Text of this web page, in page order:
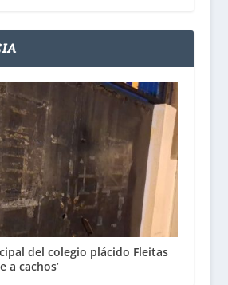
del colegio plácido Fleitas
a cachos’